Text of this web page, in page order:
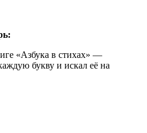
«Азбука в стихах» —
букву и искал её на